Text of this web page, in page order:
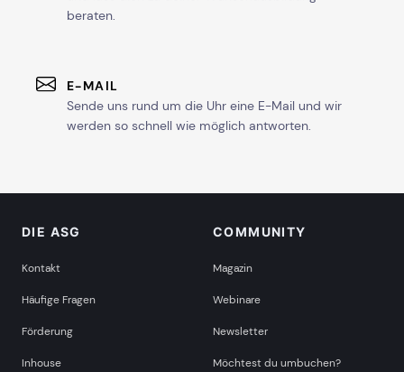
beraten.
E-MAIL
Sende uns rund um die Uhr eine E-Mail und wir
werden so schnell wie möglich antworten.
DIE ASG
Kontakt
Häufige Fragen
Förderung
Inhouse
COMMUNITY
Magazin
Webinare
Newsletter
Möchtest du umbuchen?